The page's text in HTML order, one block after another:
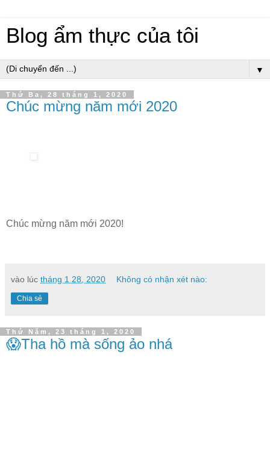
Blog ẩm thực của tôi
▼
Thứ Ba, 28 tháng 1, 2020
Chúc mừng năm mới 2020
Chúc mừng năm mới 2020!
vào lúc tháng 1 28, 2020 Không có nhận xét nào:
Chia sẻ
Thứ Năm, 23 tháng 1, 2020
😱Tha hồ mà sống ảo nhá